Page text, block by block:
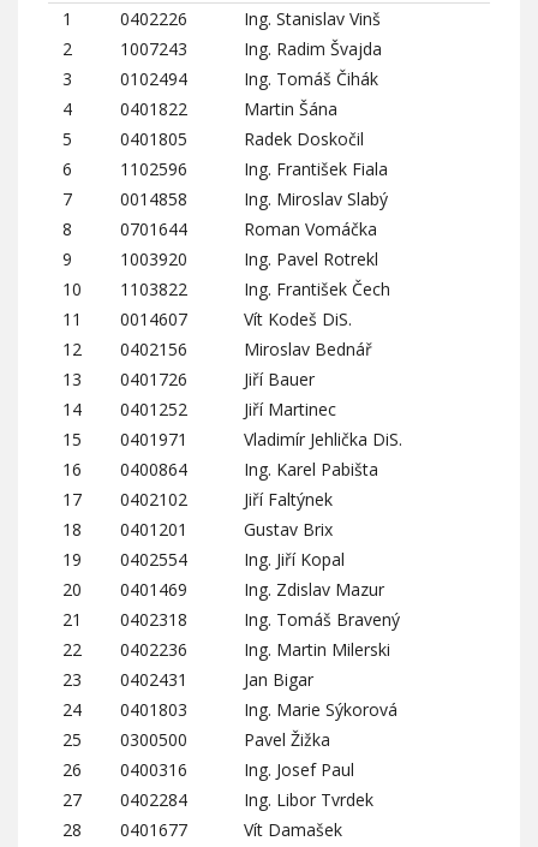
1 0402226
Ing. Stanislav Vinš
2
1007243
Ing. Radim Švajda
3
0102494
Ing. Tomáš Čihák
4
0401822
Martin Šána
5
0401805
Radek Doskočil
6
1102596
Ing. František Fiala
7
0014858
Ing. Miroslav Slabý
8
0701644
Roman Vomáčka
9
1003920
Ing. Pavel Rotrekl
10
1103822
Ing. František Čech
11
0014607
Vít Kodeš DiS.
12
0402156
Miroslav Bednář
13
0401726
Jiří Bauer
14
0401252
Jiří Martinec
15
0401971
Vladimír Jehlička DiS.
16
0400864
Ing. Karel Pabišta
17
0402102
Jiří Faltýnek
18
0401201
Gustav Brix
19
0402554
Ing. Jiří Kopal
20
0401469
Ing. Zdislav Mazur
21
0402318
Ing. Tomáš Bravený
22
0402236
Ing. Martin Milerski
23
0402431
Jan Bigar
24
0401803
Ing. Marie Sýkorová
25
0300500
Pavel Žižka
26
0400316
Ing. Josef Paul
27
0402284
Ing. Libor Tvrdek
28
0401677
Vít Damašek